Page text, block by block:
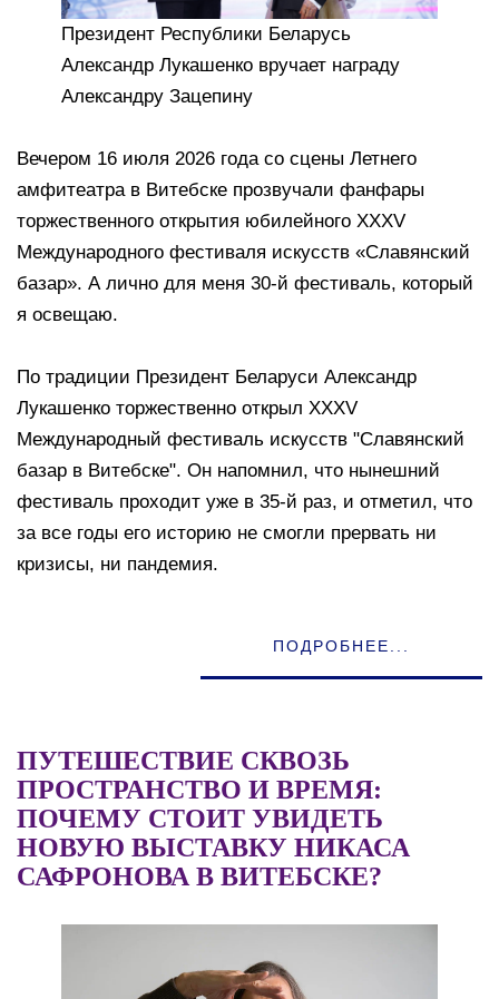
Президент Республики Беларусь
Александр Лукашенко вручает награду
Александру Зацепину
Вечером 16 июля 2026 года со сцены Летнего
амфитеатра в Витебске прозвучали фанфары
торжественного открытия юбилейного XXXV
Международного фестиваля искусств «Славянский
базар». А лично для меня 30-й фестиваль, который
я освещаю.
По традиции Президент Беларуси Александр
Лукашенко торжественно открыл XXXV
Международный фестиваль искусств "Славянский
базар в Витебске". Он напомнил, что нынешний
фестиваль проходит уже в 35-й раз, и отметил, что
за все годы его историю не смогли прервать ни
кризисы, ни пандемия.
ПОДРОБНЕЕ...
ПУТЕШЕСТВИЕ СКВОЗЬ
ПРОСТРАНСТВО И ВРЕМЯ:
ПОЧЕМУ СТОИТ УВИДЕТЬ
НОВУЮ ВЫСТАВКУ НИКАСА
САФРОНОВА В ВИТЕБСКЕ?